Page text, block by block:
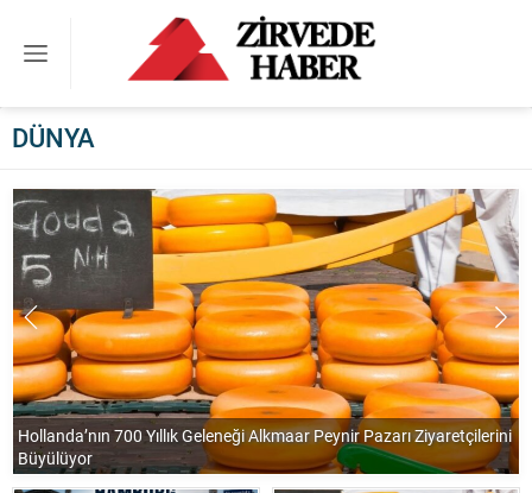
DÜNYA
Uluslararası Akademik ve İnsan Hakları Çalışmalarıyla Dikkat Çeken
İsim: Dr. Canan Yılmaz 2026 Yılında Akademik ve Küresel
Başarılarıyla Gündemde